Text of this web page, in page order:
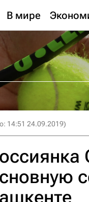
В мире
14:51 24.09.2019)